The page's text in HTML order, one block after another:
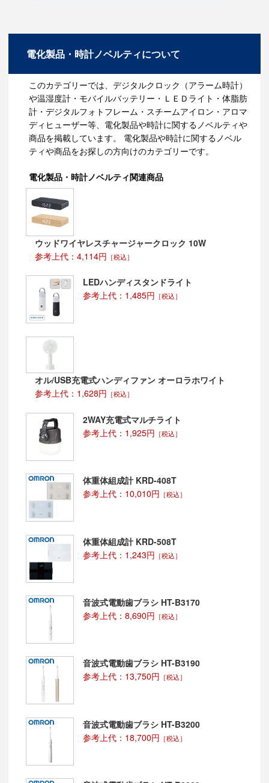
電化製品・時計ノベルティについて
このカテゴリーでは、デジタルクロック（アラーム時計）
や温湿度計・モバイルバッテリー・ＬＥＤライト・体脂肪
計・デジタルフォトフレーム・スチームアイロン・アロマ
ディヒューザー等、電化製品や時計に関するノベルティや
商品を掲載しています。 電化製品や時計に関するノベル
ティや商品をお探しの方向けのカテゴリーです。
電化製品・時計ノベルティ関連商品
ウッドワイヤレスチャージャークロック 10W
参考上代：4,114円 ［税込］
LEDハンディスタンドライト
参考上代：1,485円 ［税込］
オル/USB充電式ハンディファン オーロラホワイト
参考上代：1,628円 ［税込］
2WAY充電式マルチライト
参考上代：1,925円 ［税込］
体重体組成計 KRD-408T
参考上代：10,010円 ［税込］
体重体組成計 KRD-508T
参考上代：1,243円 ［税込］
音波式電動歯ブラシ HT-B3170
参考上代：8,690円 ［税込］
音波式電動歯ブラシ HT-B3190
参考上代：13,750円 ［税込］
音波式電動歯ブラシ HT-B3200
参考上代：18,700円 ［税込］